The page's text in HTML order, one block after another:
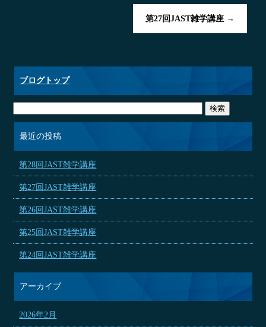
第27回JAST雑学講座 →
ブログトップ
最近の投稿
第28回JAST雑学講座
第27回JAST雑学講座
第26回JAST雑学講座
第25回JAST雑学講座
第24回JAST雑学講座
アーカイブ
2026年2月